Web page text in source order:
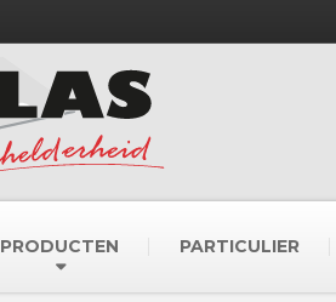
PRODUCTEN PARTICULIER